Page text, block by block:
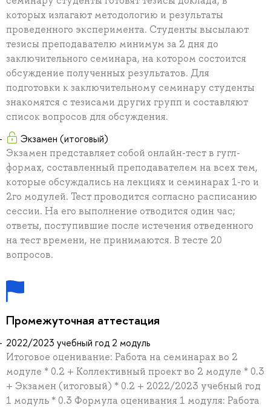
которых излагают методологию и результаты
проведенного эксперимента. Студенты высылают
тезисы преподавателю минимум за 2 дня до
заключительного семинара, на котором состоится
обсуждение полученных результатов. Для
подготовки к заключительному семинару студенты
знакомятся с тезисами других групп и составляют
список вопросов для обсуждения.
Экзамен (итоговый)
Экзамен представляет собой онлайн-тест в гугл-
формах, составленный преподавателем на всех тем,
которые обсуждались на лекциях и семинарах 1-го и
2го модулей. Тест проводится согласно расписанию
сессии. На его выполнение отводится один час;
ответы, поступившие после истечения отведенного
на тест времени, не принимаются. В тесте 20
вопросов.
Промежуточная аттестация
2022/2023 учебный год 2 модуль
Итоговое оценивание: Работа на семинарах во 2
модуле * 0.2 + Коллективный проект во 2 модуле * 0.3
+ Экзамен (итоговый) * 0.2 + 2022/2023 учебный год
1 модуль * 0.3 Формула оценивания 1 модуля: Работа